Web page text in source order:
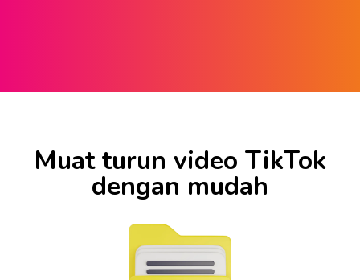
Muat turun video TikTok
dengan mudah